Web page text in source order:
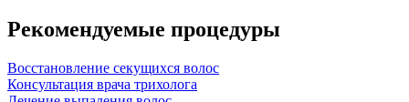
Рекомендуемые процедуры
Восстановление секущихся волос
Консультация врача трихолога